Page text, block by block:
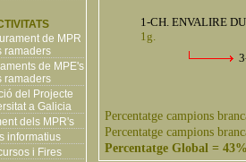
de MPR
ramaders
de MPE's
ramaders
del Projecte
a Galicia
dels MPR's
informatius
i Fires
1-CH. ENVALIRE
1g.
Percentatge campions
Percentatge campions
Percentatge Global =